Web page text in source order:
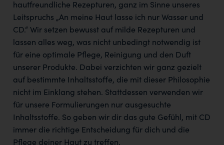
hautfreundliche Rezepturen, ganz im Sinne unseres
Leitspruchs „An meine Haut lasse ich nur Wasser und
CD.“ Wir setzen bewusst auf milde Rezepturen und
lassen alles weg, was nicht unbedingt notwendig ist
für eine optimale Pflege, Reinigung und den Duft
unserer Produkte. Dabei verzichten wir ganz gezielt
auf bestimmte Inhaltsstoffe, die mit dieser Philosophie
nicht im Einklang stehen. Stattdessen verwenden wir
für unsere Formulierungen nur ausgesuchte
Inhaltsstoffe. So geben wir dir das gute Gefühl, mit CD
immer die richtige Entscheidung für dich und die
Pflege deiner Haut zu treffen.